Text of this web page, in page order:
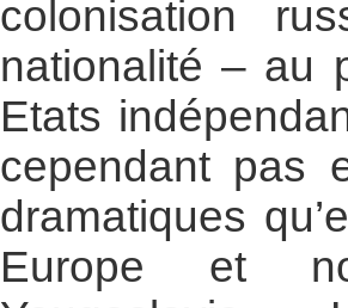
colonisation
nationalité – au
Etats
cependant pas
dramatiques
Europe et